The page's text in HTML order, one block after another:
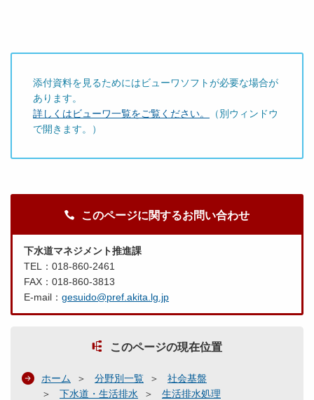
添付資料を見るためにはビューワソフトが必要な場合が
あります。
詳しくはビューワ一覧をご覧ください。
（別ウィンドウ
で開きます。）
このページに関するお問い合わせ
下水道マネジメント推進課
TEL：018-860-2461
FAX：018-860-3813
E-mail： gesuido@pref.akita.lg.jp
このページの現在位置
ホーム 分野別一覧
社会基盤
下水道・生活排水
生活排水処理